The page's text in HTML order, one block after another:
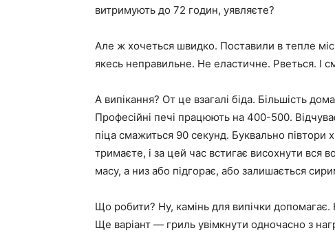
витримують до 72 годин, уявляєте?
Але ж хочеться швидко. Поставили в тепле
якесь неправильне. Не еластичне. Рветься. І
А випікання? От це взагалі біда. Більшість
Професійні печі працюють на 400-500.
піца смажиться 90 секунд. Буквально півтори
тримаєте, і за цей час встигає висохнути вся
масу, а низ або підгорає, або залишається
Що робити? Ну, камінь для випічки
Ще варіант — гриль увімкнути одночасно з